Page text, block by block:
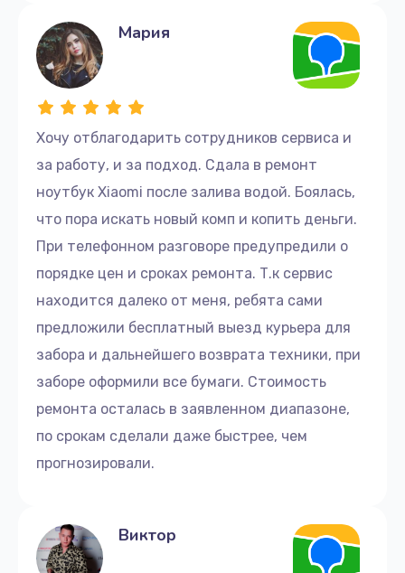
Хочу отблагодарить сотрудников сервиса и
за работу, и за подход. Сдала в ремонт
ноутбук Xiaomi после залива водой. Боялась,
что пора искать новый комп и копить деньги.
При телефонном разговоре предупредили о
порядке цен и сроках ремонта. Т.к сервис
находится далеко от меня, ребята сами
предложили бесплатный выезд курьера для
забора и дальнейшего возврата техники, при
заборе оформили все бумаги. Стоимость
ремонта осталась в заявленном диапазоне,
по срокам сделали даже быстрее, чем
прогнозировали.
Мария
Виктор